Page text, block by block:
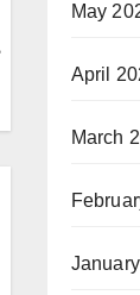
May
April
March